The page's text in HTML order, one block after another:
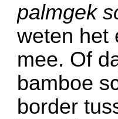
palmgek
weten het
mee. Of
bamboe
border